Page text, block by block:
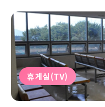
휴게실(TV)